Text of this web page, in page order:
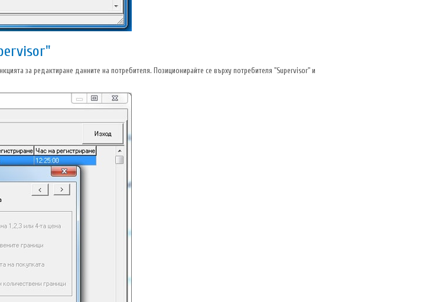
за редактиране данните на потребителя. Позиционирайте се върху потребителя "Supervisor" и